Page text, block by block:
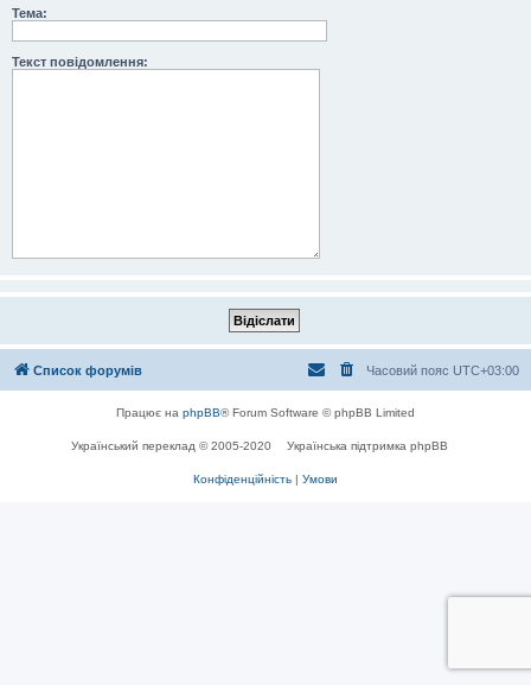
Тема:
Текст повідомлення:
Список форумів Часовий пояс UTC+03:00
Працює на phpBB® Forum Software © phpBB Limited
Український переклад © 2005-2020 Українська підтримка phpBB
Конфіденційність | Умови